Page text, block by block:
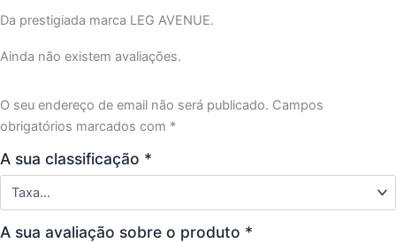
DE
LAO
Da prestigiada marca LEG AVENUE.
Ainda não existem avaliações.
O seu endereço de email não será publicado. Campos
obrigatórios marcados com *
A sua classificação *
A sua avaliação sobre o produto *